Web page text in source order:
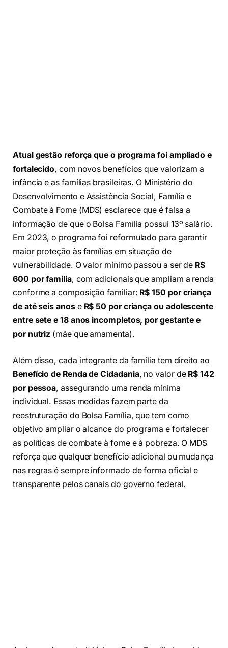
Atual gestão reforça que o programa foi ampliado e
fortalecido, com novos benefícios que valorizam a
infância e as famílias brasileiras. O Ministério do
Desenvolvimento e Assistência Social, Família e
Combate à Fome (MDS) esclarece que é falsa a
informação de que o Bolsa Família possui 13º salário.
Em 2023, o programa foi reformulado para garantir
maior proteção às famílias em situação de
vulnerabilidade. O valor mínimo passou a ser de R$
600 por família, com adicionais que ampliam a renda
conforme a composição familiar: R$ 150 por criança
de até seis anose R$ 50 por criança ou adolescente
entre sete e 18 anos incompletos, por gestante e
por nutriz (mãe que amamenta).
Além disso, cada integrante da família tem direito ao
Benefício de Renda de Cidadania, no valor de R$ 142
por pessoa, assegurando uma renda mínima
individual. Essas medidas fazem parte da
reestruturação do Bolsa Família, que tem como
objetivo ampliar o alcance do programa e fortalecer
as políticas de combate à fome e à pobreza. O MDS
reforça que qualquer benefício adicional ou mudança
nas regras é sempre informado de forma oficial e
transparente pelos canais do governo federal.